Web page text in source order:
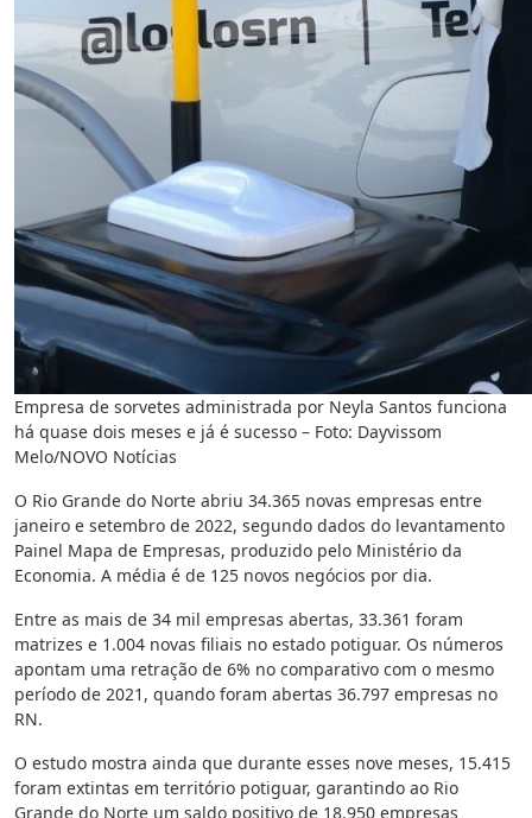
Empresa de sorvetes administrada por Neyla Santos funciona
há quase dois meses e já é sucesso – Foto: Dayvissom
Melo/NOVO Notícias
O Rio Grande do Norte abriu 34.365 novas empresas entre
janeiro e setembro de 2022, segundo dados do levantamento
Painel Mapa de Empresas, produzido pelo Ministério da
Economia. A média é de 125 novos negócios por dia.
Entre as mais de 34 mil empresas abertas, 33.361 foram
matrizes e 1.004 novas filiais no estado potiguar. Os números
apontam uma retração de 6% no comparativo com o mesmo
período de 2021, quando foram abertas 36.797 empresas no
RN.
O estudo mostra ainda que durante esses nove meses, 15.415
foram extintas em território potiguar, garantindo ao Rio
Grande do Norte um saldo positivo de 18.950 empresas